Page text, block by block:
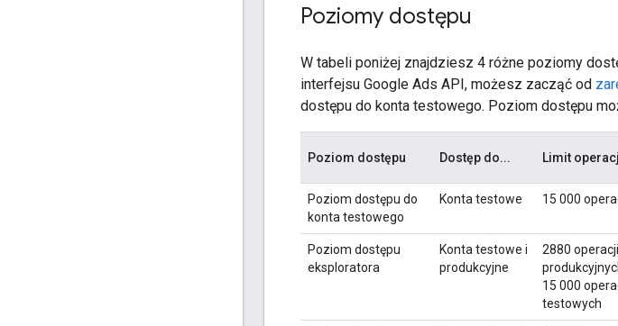
Poziomy dostępu
W tabeli poniżej znajdziesz 4 różne poziomy
interfejsu Google Ads API, możesz zacząć od
dostępu do konta testowego. Poziom dostępu
Poziom dostępu Dostęp do... Limit
Poziom dostępu do
konta testowego
Konta testowe 15 000
Poziom dostępu
eksploratora
Konta testowe i
produkcyjne
2880
15 000
testowych